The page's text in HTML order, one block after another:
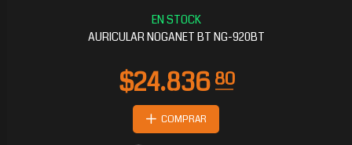
AURICULAR NOGANET BT NG-920BT
COMPRAR